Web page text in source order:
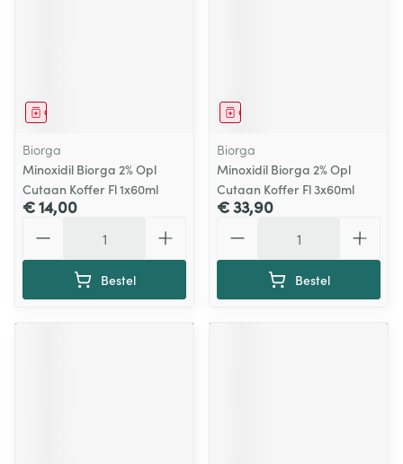
Geneesmiddel
Biorga
Minoxidil Biorga 2% Opl
Cutaan Koffer Fl 1x60ml
€ 14,00
Bestel
Geneesmiddel
Biorga
Minoxidil Biorga 2% Opl
Cutaan Koffer Fl 3x60ml
€ 33,90
Bestel